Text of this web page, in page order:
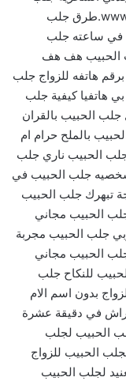
الحبيب والطاعة العمياء www.جلب الحبيب www.طرق جلب
في ساعته جلب
الحبيب هف هف
هاتفه للزواج جلب
هاتفيا كيفية جلب
الحبيب بالقران
بالملح حرام ام
الحبيب ناري جلب
جلب الحبيب في
تبهرك جلب الحبيب
الحبيب مجاني
جلب الحبيب مجربة
الحبيب مجاني
للنكاح جلب
بدون اسم الام
في دقيقة عشرة
الحبيب لجلب
الحبيب للزواج
لجلب الحبيب